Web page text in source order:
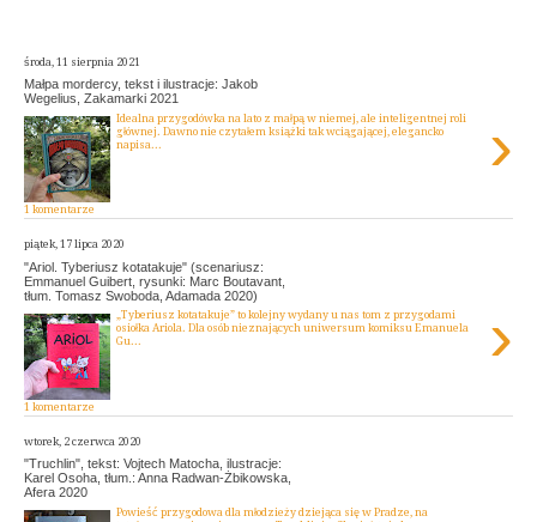
środa, 11 sierpnia 2021
Małpa mordercy, tekst i ilustracje: Jakob
Wegelius, Zakamarki 2021
›
Idealna przygodówka na lato z małpą w niemej, ale inteligentnej roli
głównej. Dawno nie czytałem książki tak wciągającej, elegancko
napisa...
1 komentarze
piątek, 17 lipca 2020
"Ariol. Tyberiusz kotatakuje" (scenariusz:
Emmanuel Guibert, rysunki: Marc Boutavant,
tłum. Tomasz Swoboda, Adamada 2020)
›
„Tyberiusz kotatakuje” to kolejny wydany u nas tom z przygodami
osiołka Ariola. Dla osób nieznających uniwersum komiksu Emanuela
Gu...
1 komentarze
wtorek, 2 czerwca 2020
"Truchlin", tekst: Vojtech Matocha, ilustracje:
Karel Osoha, tłum.: Anna Radwan-Żbikowska,
Afera 2020
Powieść przygodowa dla młodzieży dziejąca się w Pradze, na